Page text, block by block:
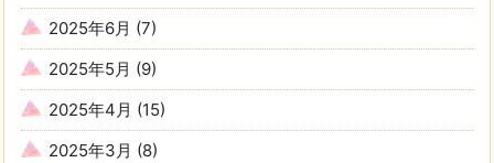
2025年6月 (7)
2025年5月 (9)
2025年4月 (15)
2025年3月 (8)